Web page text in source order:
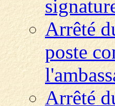
Arrêté
poste
Arrêté